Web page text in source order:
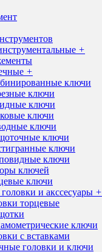
+
+
ключи
ключи
ключи
ключи
ключи
ключи
ключи
ключи
ключей
ключи
и акссесуары +
торцевые
ключи
с вставками
головки и ключи